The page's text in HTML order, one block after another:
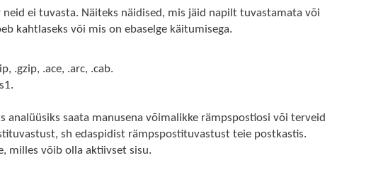
neid ei tuvasta. Näiteks näidised, mis jäid napilt tuvastamata või
kahtlaseks või mis on ebaselge käitumisega.
.gzip, .ace, .arc, .cab.
analüüsiks saata manusena võimalikke rämpspostiosi või terveid
sh edaspidist rämpspostituvastust teie postkastis.
milles võib olla aktiivset sisu.